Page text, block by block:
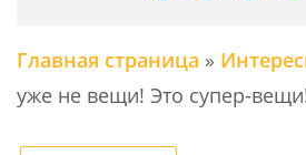
Главная страница »
уже не вещи! Это супер-